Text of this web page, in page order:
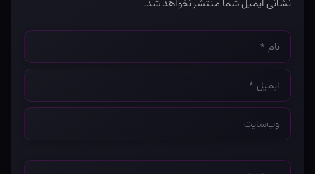
نام
*
ایمیل
*
وب‌سایت
*
دیدگاه